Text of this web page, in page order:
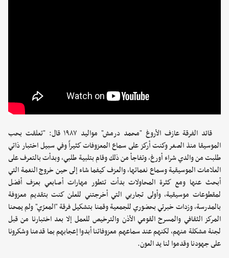
قائد الفرقة عازف الأروغ "محمد درمش" مواليد ١٩٨٧ قال: "تعلقت بحب
الموسيقا منذ الصغر وكنت أركز على سماع المعزوفات كثيراً وفي سبيل اختبار ذاتي
طلبت من والدي شراء أورغ، وتفاجأ من ذلك وقام بتلبية طلبي، وبدأت بالتعرف على
العلامات الموسيقية وسماع نغماتها، والعزف كيفما شاء إلى حين خروج النغمة التي
أبحث عنها ومع كثرة المحاولات بدأت تتطور مهارات أصابعي بعزف أفضل
لمقطوعات موسيقية، وأولى تجاربي التي أخرجتني للعلن كنت بتقديم معزوفة
بالمدرسة، وزدات خبرتي بحضوري للجمعية وقمنا بتشكيل فرقة "المعرّي" ولم يمحنا
المركز الثقافي والمسرح القومي الأذن والترخيص للعمل إلا بعد اختبارنا من قبل
لجنة مشكلة منهم، لكنهم عند سماعهم معزوفاتنا أبدوا إعجابهم بما قدمنا وشكرونا
على جهودنا وقدموا لنا يد العون.